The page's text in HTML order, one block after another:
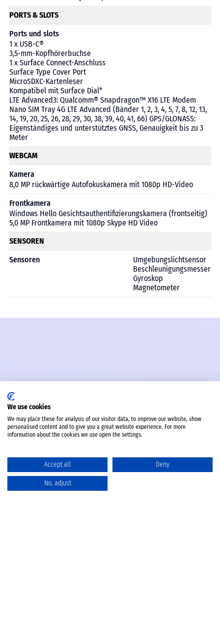
PORTS & SLOTS
Ports und slots
1 x USB-C®
3,5-mm-Kopfhörerbuchse
1 x Surface Connect-Anschluss
Surface Type Cover Port
MicroSDXC-Kartenleser
Kompatibel mit Surface Dial*
LTE Advanced3: Qualcomm® Snapdragon™ X16 LTE Modem
Nano SIM Tray 4G LTE Advanced (Bänder 1, 2, 3, 4, 5, 7, 8, 12, 13,
14, 19, 20, 25, 26, 28, 29, 30, 38, 39, 40, 41, 66) GPS/GLONASS:
Eigenständiges und unterstütztes GNSS, Genauigkeit bis zu 3
Meter
WEBCAM
Kamera
8,0 MP rückwärtige Autofokuskamera mit 1080p HD-Video
Frontkamera
Windows Hello Gesichtsauthentifizierungskamera (frontseitig)
5,0 MP Frontkamera mit 1080p Skype HD Video
SENSOREN
Sensoren
Umgebungslichtsensor
Beschleunigungsmesser
Gyroskop
Magnetometer
We use cookies
We may place these for analysis of our visitor data, to improve our website, show
personalised content and to give you a great website experience. For more
information about the cookies we use open the settings.
Accept all Deny
No, adjust